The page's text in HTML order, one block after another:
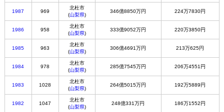
1987 969
北杜市
(山梨県)
346億8850万円 224万7830円
1986 958
北杜市
(山梨県)
333億9052万円 220万3850円
1985 963
北杜市
(山梨県)
306億4691万円 213万625円
1984 978
北杜市
(山梨県)
285億7545万円 206万4551円
1983 1028
北杜市
(山梨県)
264億5015万円 192万5889円
1982 1047
北杜市
(山梨県)
248億331万円 186万1552円